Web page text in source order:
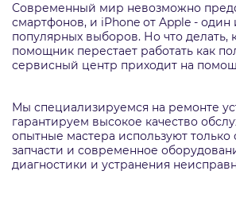
Современный мир невозможно
смартфонов, и iPhone от Apple - один
популярных выборов. Но что делать,
помощник перестает работать как
сервисный центр приходит на
Мы специализируемся на ремонте
гарантируем высокое качество
опытные мастера используют
запчасти и современное
диагностики и устранения